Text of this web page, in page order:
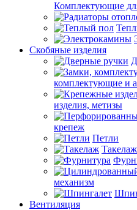
Комплектующие
Скобяные изделия
комплектующие и
изделия, метизы
крепеж
Петли
Такелаж
механизм
Вентиляция